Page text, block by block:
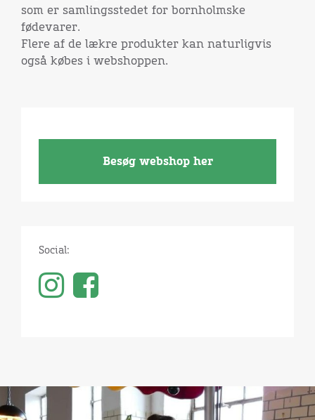
som er samlingsstedet for bornholmske
fødevarer.
Flere af de lækre produkter kan naturligvis
også købes i webshoppen.
Besøg webshop her
Social: